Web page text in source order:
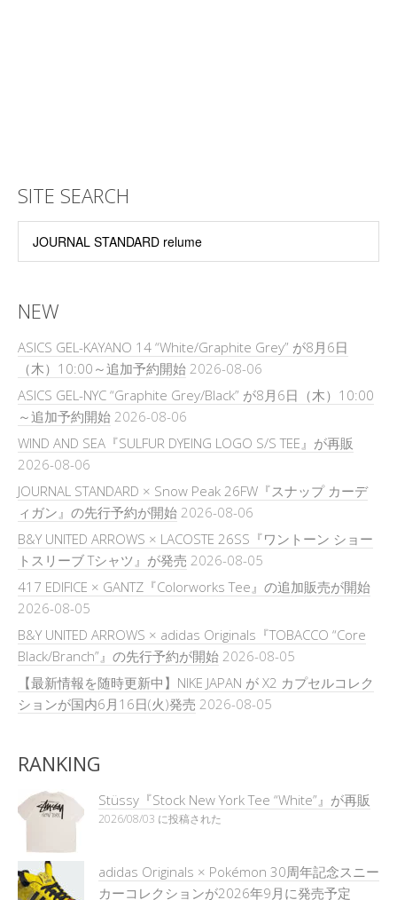
SITE SEARCH
NEW
ASICS GEL-KAYANO 14 “White/Graphite Grey” が8月6日
（木）10:00～追加予約開始 2026-08-06
ASICS GEL-NYC “Graphite Grey/Black” が8月6日（木）10:00
～追加予約開始 2026-08-06
WIND AND SEA『SULFUR DYEING LOGO S/S TEE』が再販
2026-08-06
JOURNAL STANDARD × Snow Peak 26FW『スナップ カーデ
ィガン』の先行予約が開始 2026-08-06
B&Y UNITED ARROWS × LACOSTE 26SS『ワントーン ショー
トスリーブ Tシャツ』が発売 2026-08-05
417 EDIFICE × GANTZ『Colorworks Tee』の追加販売が開始
2026-08-05
B&Y UNITED ARROWS × adidas Originals『TOBACCO “Core
Black/Branch”』の先行予約が開始 2026-08-05
【最新情報を随時更新中】NIKE JAPAN が X2 カプセルコレク
ションが国内6月16日(火)発売 2026-08-05
RANKING
Stüssy『Stock New York Tee “White”』が再販
2026/08/03 に投稿された
adidas Originals × Pokémon 30周年記念スニー
カーコレクションが2026年9月に発売予定